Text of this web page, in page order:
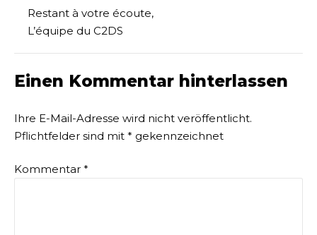
Restant à votre écoute,
L’équipe du C2DS
Einen Kommentar hinterlassen
Ihre E-Mail-Adresse wird nicht veröffentlicht.
Pflichtfelder sind mit * gekennzeichnet
Kommentar *